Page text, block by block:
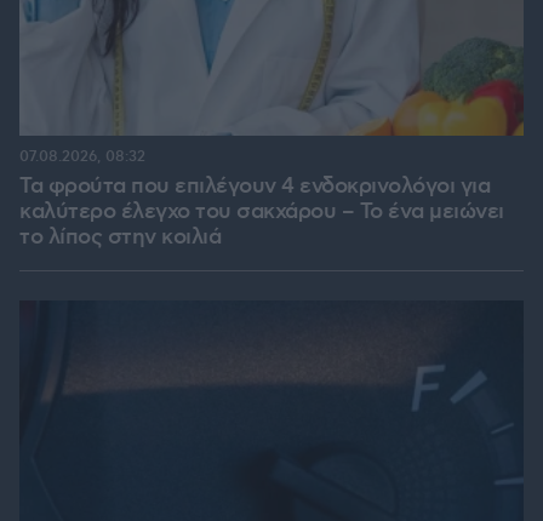
Τα φρούτα που επιλέγουν 4 ενδοκρινολόγοι για
καλύτερο έλεγχο του σακχάρου – Το ένα μειώνει
το λίπος στην κοιλιά
07.08.2026, 08:32